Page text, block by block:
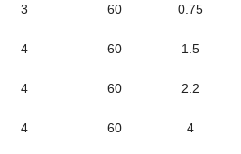
3 60 0.75
4 60 1.5
4 60 2.2
4 60 4